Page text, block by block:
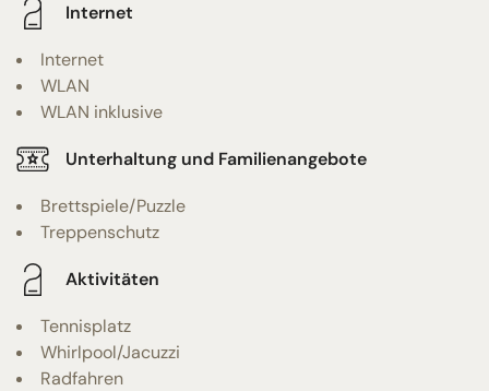
Internet
Internet
WLAN
WLAN inklusive
Unterhaltung und Familienangebote
Brettspiele/Puzzle
Treppenschutz
Aktivitäten
Tennisplatz
Whirlpool/Jacuzzi
Radfahren